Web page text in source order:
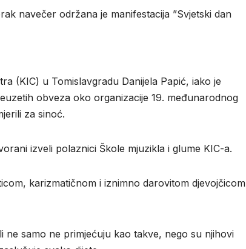
navečer održana je manifestacija ”Svjetski dan
(KIC) u Tomislavgradu Danijela Papić, iako je
obveza oko organizacije 19. međunarodnog
za sinoć.
izveli polaznici Škole mjuzikla i glume KIC-a.
karizmatičnom i iznimno darovitom djevojčicom
samo ne primjećuju kao takve, nego su njihovi